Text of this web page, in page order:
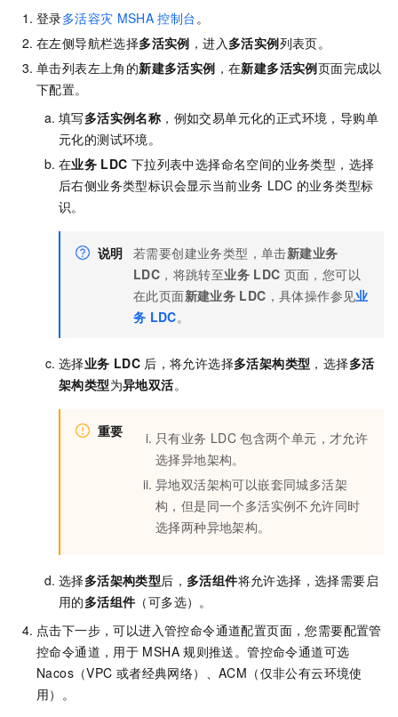
登录多活容灾 MSHA 控制台。
在左侧导航栏选择多活实例 ，进入多活实例列表页。
单击列表左上角的新建多活实例 ，在新建多活实例页面完成以
下配置。
填写多活实例名称 ，例如交易单元化的正式环境，导购单
元化的测试环境。
在业务 LDC 下拉列表中选择命名空间的业务类型，选择
后右侧业务类型标识会显示当前业务 LDC 的业务类型标
识。
说明 若需要创建业务类型，单击新建业务
LDC ，将跳转至业务 LDC 页面，您可以
在此页面新建业务 LDC ，具体操作参见业
务 LDC。
选择业务 LDC 后，将允许选择多活架构类型 ，选择多活
架构类型为异地双活。
重要 只有业务 LDC 包含两个单元，才允许
选择异地架构。
异地双活架构可以嵌套同城多活架
构，但是同一个多活实例不允许同时
选择两种异地架构。
选择多活架构类型后， 多活组件将允许选择，选择需要启
用的多活组件 （可多选）。
点击下一步，可以进入管控命令通道配置页面，您需要配置管
控命令通道，用于 MSHA 规则推送。管控命令通道可选
Nacos（VPC 或者经典网络）、ACM（仅非公有云环境使
用）。